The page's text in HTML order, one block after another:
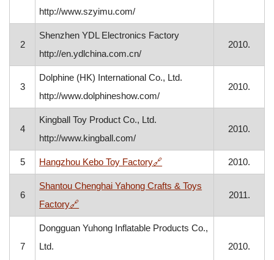
http://www.szyimu.com/
2
Shenzhen YDL Electronics Factory
http://en.ydlchina.com.cn/
2010.
3
Dolphine (HK) International Co., Ltd.
http://www.dolphineshow.com/
2010.
4
Kingball Toy Product Co., Ltd.
http://www.kingball.com/
2010.
5 Hangzhou Kebo Toy Factory🔗, otvara se u novom prozoru
2010.
6
Shantou Chenghai Yahong Crafts & Toys
Factory🔗, otvara se u novom prozoru
2011.
7
Dongguan Yuhong Inflatable Products Co.,
Ltd.
2010.